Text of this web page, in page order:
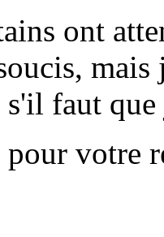
ont
s'il faut
votre